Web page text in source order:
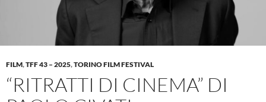
FILM,TFF 43 – 2025,TORINO FILM FESTIVAL
“RITRATTI DI CINEMA” DI